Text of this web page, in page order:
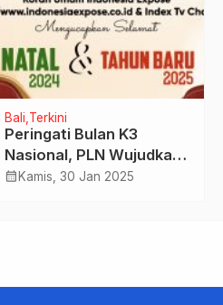
Bali Terkini
Peringati Bulan K3
Nasional, PLN Wujudkan
Zero Harm dan Zero
calendar_monthKamis, 30 Jan 2025